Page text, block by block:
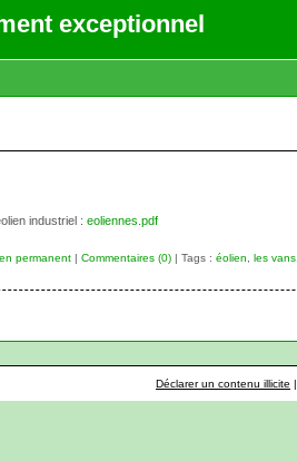
exceptionnel
industriel : eoliennes.pdf
permanent | Commentaires (0) | Tags : éolien les vans
Déclarer un contenu illicite |